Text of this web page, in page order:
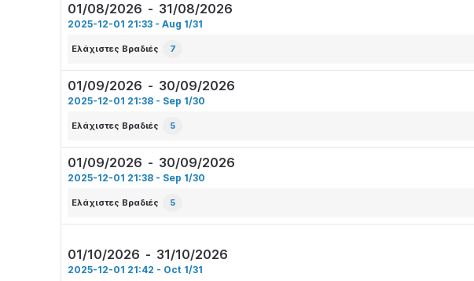
01/08/2026 - 31/08/2026
2025-12-01 21:33 - Aug 1/31
Ελάχιστες Βραδιές 7
01/09/2026 - 30/09/2026
2025-12-01 21:38 - Sep 1/30
Ελάχιστες Βραδιές 5
01/09/2026 - 30/09/2026
2025-12-01 21:38 - Sep 1/30
Ελάχιστες Βραδιές 5
01/10/2026 - 31/10/2026
2025-12-01 21:42 - Oct 1/31